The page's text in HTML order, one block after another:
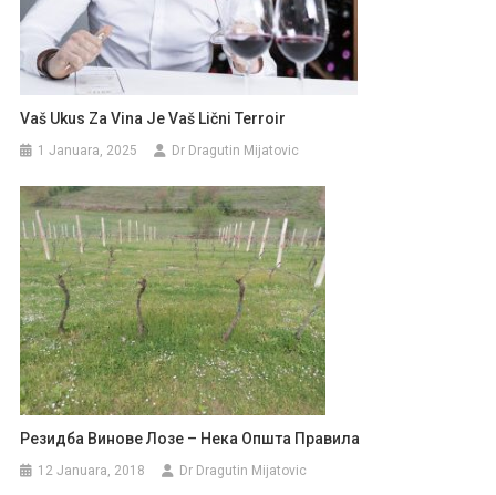
Vaš Ukus Za Vina Je Vaš Lični Terroir
1 Januara, 2025 Dr Dragutin Mijatovic
Резидба Винове Лозе – Нека Општа Правила
12 Januara, 2018 Dr Dragutin Mijatovic